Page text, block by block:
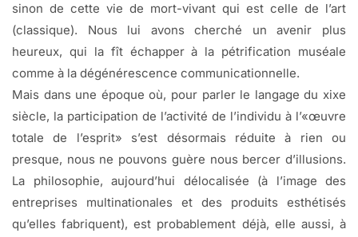
sinon de cette vie de mort-vivant qui est celle de l’art
(classique). Nous lui avons cherché un avenir plus
heureux, qui la fît échapper à la pétrification muséale
comme à la dégénérescence communicationnelle.
Mais dans une époque où, pour parler le langage du xixe
siècle, la participation de l’activité de l’individu à l’«œuvre
totale de l’esprit» s’est désormais réduite à rien ou
presque, nous ne pouvons guère nous bercer d’illusions.
La philosophie, aujourd’hui délocalisée (à l’image des
entreprises multinationales et des produits esthétisés
qu’elles fabriquent), est probablement déjà, elle aussi, à